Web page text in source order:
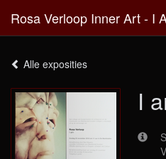
Rosa Verloop Inner Art - I
Alle exposities
I